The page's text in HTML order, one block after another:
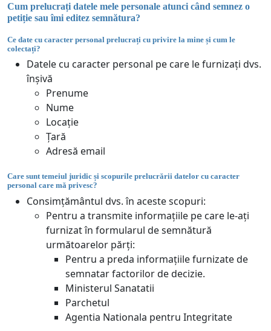
Cum prelucrați datele mele personale atunci când semnez o
petiție sau îmi editez semnătura?
Ce date cu caracter personal prelucrați cu privire la mine și cum le
colectați?
Datele cu caracter personal pe care le furnizați dvs.
înșivă
Prenume
Nume
Locație
Țară
Adresă email
Care sunt temeiul juridic și scopurile prelucrării datelor cu caracter
personal care mă privesc?
Consimțământul dvs. în aceste scopuri:
Pentru a transmite informațiile pe care le-ați
furnizat în formularul de semnătură
următoarelor părți:
Pentru a preda informațiile furnizate de
semnatar factorilor de decizie.
Ministerul Sanatatii
Parchetul
Agentia Nationala pentru Integritate